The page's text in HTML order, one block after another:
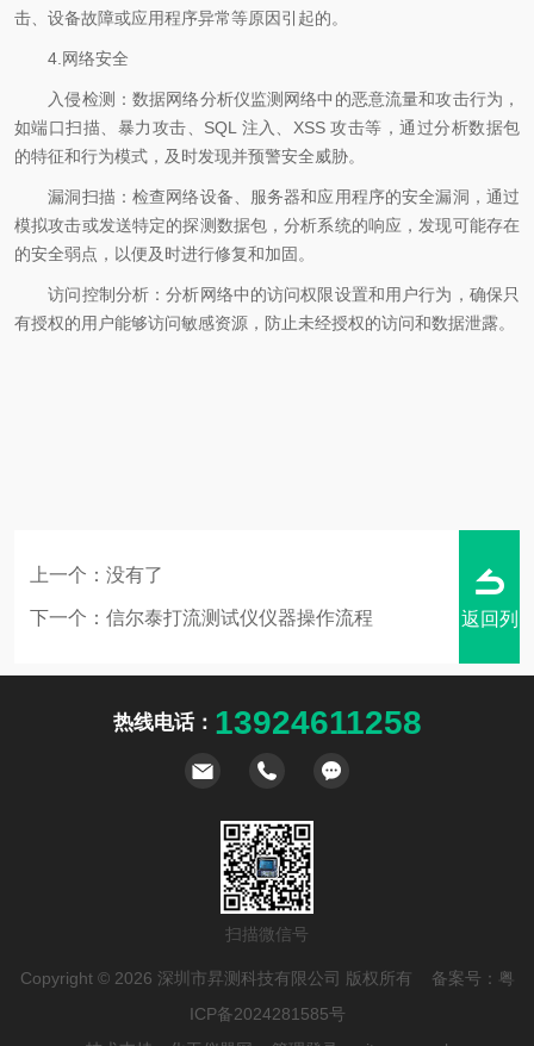
击、设备故障或应用程序异常等原因引起的。
4.网络安全
入侵检测：数据网络分析仪监测网络中的恶意流量和攻击行为，
如端口扫描、暴力攻击、SQL 注入、XSS 攻击等，通过分析数据包
的特征和行为模式，及时发现并预警安全威胁。
漏洞扫描：检查网络设备、服务器和应用程序的安全漏洞，通过
模拟攻击或发送特定的探测数据包，分析系统的响应，发现可能存在
的安全弱点，以便及时进行修复和加固。
访问控制分析：分析网络中的访问权限设置和用户行为，确保只
有授权的用户能够访问敏感资源，防止未经授权的访问和数据泄露。
上一个：没有了
下一个： 信尔泰打流测试仪仪器操作流程 返回列
热线电话： 13924611258
扫描微信号
Copyright © 2026 深圳市昇测科技有限公司 版权所有 备案号： 粤
ICP备2024281585号